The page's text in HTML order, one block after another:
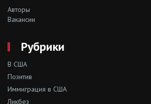
Авторы
Вакансии
Рубрики
В США
Позитив
Иммиграция в США
Ликбез